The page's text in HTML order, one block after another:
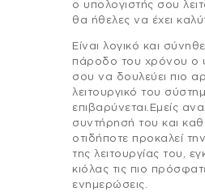
ο υπολογιστής σου
θα ήθελες να έχει
Είναι λογικό και
πάροδο του χρόνου ο
σου να δουλεύει πιο
λειτουργικό του
επιβαρύνεται.Εμείς
συντήρησή του και
οτιδήποτε προκαλεί
της λειτουργίας του,
κιόλας τις πιο
ενημερώσεις.